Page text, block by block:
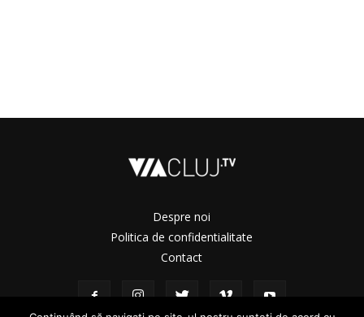
Despre noi
Politica de confidentialitate
Contact